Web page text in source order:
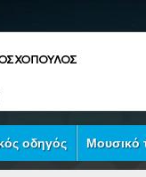
οδηγός Μουσικό